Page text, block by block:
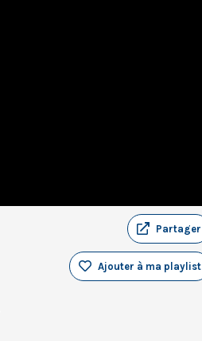
Partager
Ajouter à ma playlist